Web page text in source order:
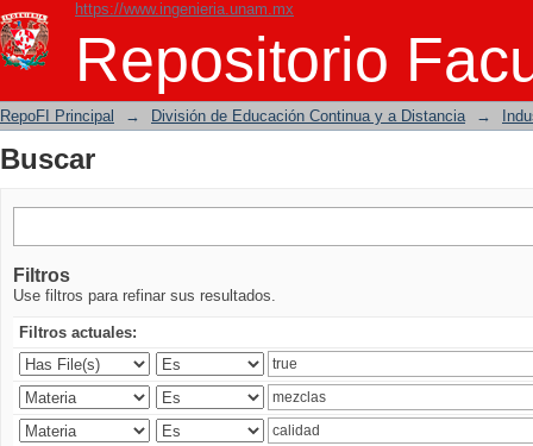
https://www.ingenieria.unam.mx
Repositorio
Buscar
RepoFI Principal → División de Educación Continua y a Distancia →
Buscar
Filtros
Use filtros para refinar sus resultados.
Filtros actuales: